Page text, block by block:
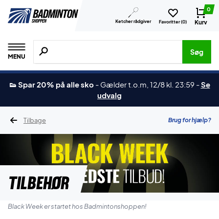
Ketcher rådgiver Favoritter (0)
0
Kurv
MENU
Søg efter produkter, mærker etc.
Søg
👟 Spar 20% på alle sko - Gælder t.o.m, 12/8 kl. 23:59 -Se
udvalg
Tilbage Brug for hjælp?
Tilbehør
Black Week er startet hos Badmintonshoppen!